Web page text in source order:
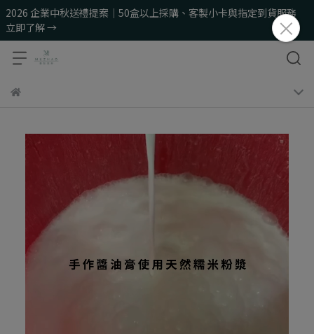
2026 企業中秋送禮提案｜50盒以上採購、客製小卡與指定到貨服務
立即了解 →